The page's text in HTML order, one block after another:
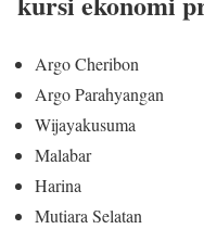
Argo Cheribon
Argo Parahyangan
Wijayakusuma
Malabar
Harina
Mutiara Selatan